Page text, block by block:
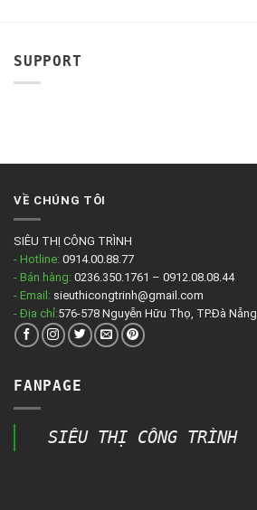
SUPPORT
VỀ CHÚNG TÔI
SIÊU THỊ CÔNG TRÌNH
- Hotline: 0914.00.88.77
- Bán hàng: 0236.350.1761 – 0912.08.08.44
- Email: sieuthicongtrinh@gmail.com
- Địa chỉ:576-578 Nguyễn Hữu Thọ, TP.Đà Nẵng
FANPAGE
SIÊU THỊ CÔNG TRÌNH